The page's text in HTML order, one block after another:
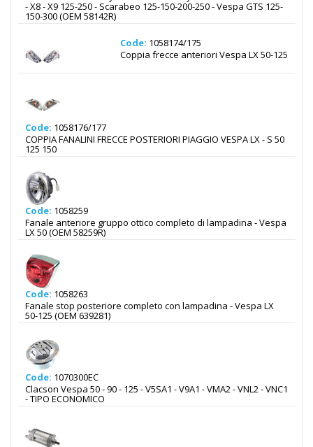
- X8 - X9 125-250 - Scarabeo 125-150-200-250 - Vespa GTS 125-
150-300 (OEM 58142R)
Code: 1058174/175
Coppia frecce anteriori Vespa LX 50-125
Code: 1058176/177
COPPIA FANALINI FRECCE POSTERIORI PIAGGIO VESPA LX - S 50
125 150
Code: 1058259
Fanale anteriore gruppo ottico completo di lampadina - Vespa
LX 50 (OEM 58259R)
Code: 1058263
Fanale stop posteriore completo con lampadina - Vespa LX
50-125 (OEM 639281)
Code: 1070300EC
Clacson Vespa 50 - 90 - 125 - V5SA1 - V9A1 - VMA2 - VNL2 - VNC1
- TIPO ECONOMICO